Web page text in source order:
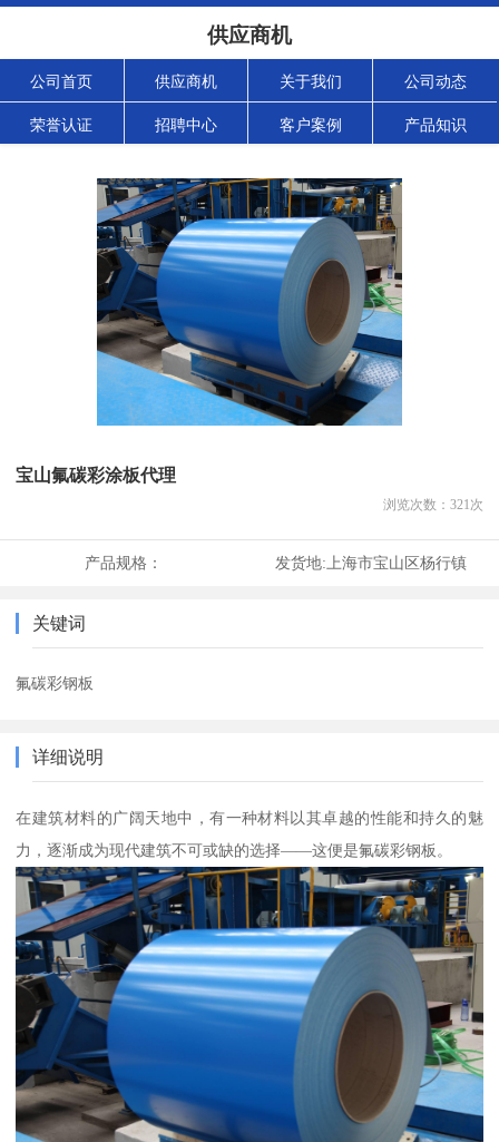
供应商机
公司首页 供应商机 关于我们 公司动态
荣誉认证 招聘中心 客户案例 产品知识
宝山氟碳彩涂板代理
浏览次数： 321次
产品规格： 发货地: 上海市宝山区杨行镇
关键词
氟碳彩钢板
详细说明
在建筑材料的广阔天地中，有一种材料以其卓越的性能和持久的魅
力，逐渐成为现代建筑不可或缺的选择——这便是氟碳彩钢板。